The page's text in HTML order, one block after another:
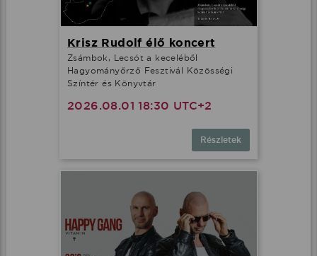
Krisz Rudolf élő koncert
Zsámbok, Lecsót a keceléből
Hagyományőrző Fesztivál Közösségi
Színtér és Könyvtár
2026.08.01 18:30 UTC+2
Részletek